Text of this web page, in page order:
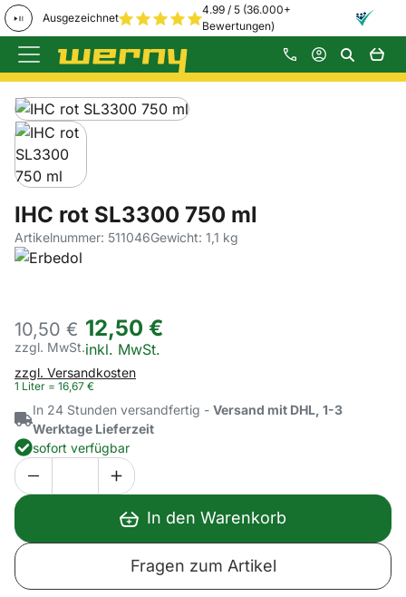
Ausgezeichnet
4.99 / 5 (36.000+
Bewertungen)
Zum Hauptinhalt springen
Produktgalerie
Zur Kaufbox springen
IHC rot SL3300 750 ml
Artikelnummer: 511046Gewicht: 1,1 kg
10,50 €
zzgl. MwSt.
12,50 €
Steuerhinweis:
inkl. MwSt.
zzgl. Versandkosten
1 Liter = 16 67 €
In 24 Stunden versandfertig - Versand mit DHL, 1-3
Werktage Lieferzeit
sofort verfügbar
In den Warenkorb
Fragen zum Artikel